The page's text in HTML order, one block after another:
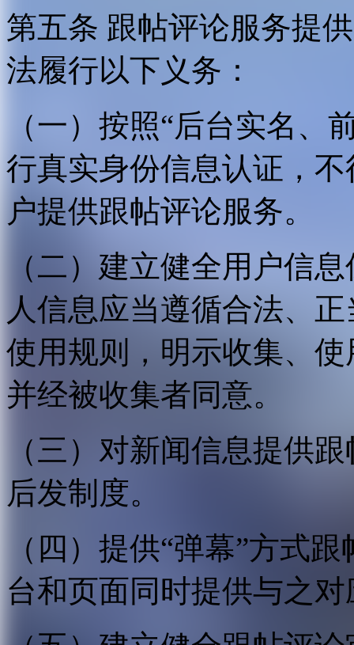
第五条 跟帖评论服务提
法履行以下义务：
（一）按照“后台实名、
行真实身份信息认证，
户提供跟帖评论服务。
（二）建立健全用户信
人信息应当遵循合法、
使用规则，明示收集、
并经被收集者同意。
（三）对新闻信息提供
后发制度。
（四）提供“弹幕”方式
台和页面同时提供与之